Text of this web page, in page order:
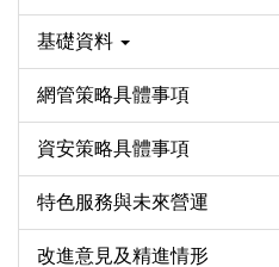
基礎資料
網管策略具體事項
資安策略具體事項
特色服務與未來營運
改進意見及精進情形